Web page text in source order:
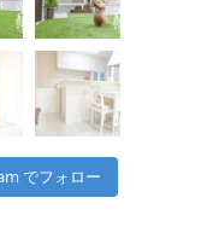
でフォロー